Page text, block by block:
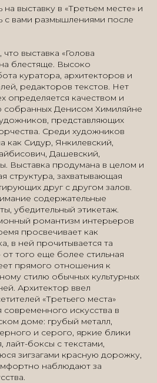
выставку в «Третьем месте» и
с вами размышлениями после
выставка «Голова
блестяще. Высоко
куратора, архитекторов и
редакторов текстов. Нет
определяется качеством и
собранных Денисом Химиляйне
представляющих
Среди художников
как Сидур, Янкилевский,
Дашевский,
Выставка продумана в целом и
структура, захватывающая
друг с другом залов.
содержательные
убедительный этикетаж.
романтизм интерьеров
просвечивает как
в ней прочитывается та
того еще более стильная
прямого отношения к
стилю обычных культурных
Архитектор ввел
«Третьего места»
современного искусства в
доме: грубый металл,
и серого, яркие блики
боксы с текстами,
зигзагами красную дорожку,
наблюдают за